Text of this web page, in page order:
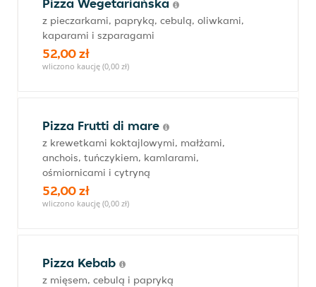
z pieczarkami, papryką, cebulą, oliwkami,
kaparami i szparagami
52,00 zł
wliczono kaucję (0,00 zł)
Pizza Frutti di mare
z krewetkami koktajlowymi, małżami,
anchois, tuńczykiem, kamlarami,
ośmiornicami i cytryną
52,00 zł
wliczono kaucję (0,00 zł)
Pizza Kebab
z mięsem, cebulą i papryką